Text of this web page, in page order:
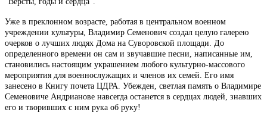
Уже в преклонном возрасте, работая в центральном военном
учреждении культуры, Владимир Семенович создал целую галерею
очерков о лучших людях Дома на Суворовской площади. До
определенного времени он сам и звучавшие песни, написанные им,
становились настоящим украшением любого культурно-массового
мероприятия для военнослужащих и членов их семей. Его имя
занесено в Книгу почета ЦДРА. Убежден, светлая память о Владимире
Семеновиче Андрианове навсегда останется в сердцах людей, знавших
его и творивших с ним рука об руку!